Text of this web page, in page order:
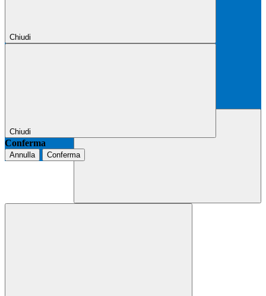
Chiudi
Chiudi
Conferma
Annulla Conferma